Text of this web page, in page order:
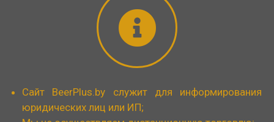
Сайт BeerPlus.by служит для информирования
юридических лиц или ИП;